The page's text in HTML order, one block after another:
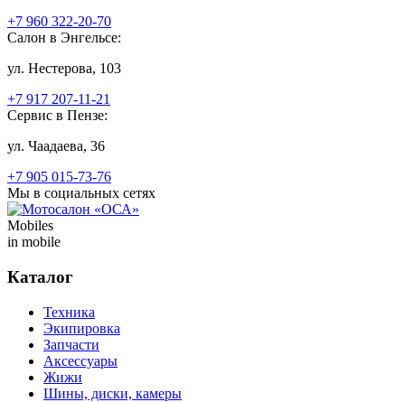
+7 960 322-20-70
Салон в Энгельсе:
ул. Нестерова, 103
+7 917 207-11-21
Сервис в Пензе:
ул. Чаадаева, 36
+7 905 015-73-76
Мы в социальных сетях
Mobiles
in mobile
Каталог
Техника
Экипировка
Запчасти
Аксессуары
Жижи
Шины, диски, камеры